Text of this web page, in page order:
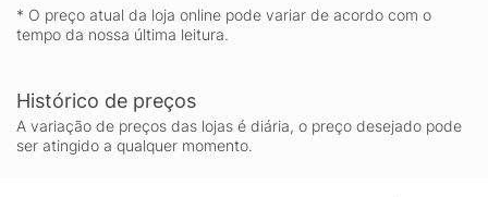
* O preço atual da loja online pode variar de acordo com o
tempo da nossa última leitura.
Histórico de preços
A variação de preços das lojas é diária, o preço desejado pode
ser atingido a qualquer momento.